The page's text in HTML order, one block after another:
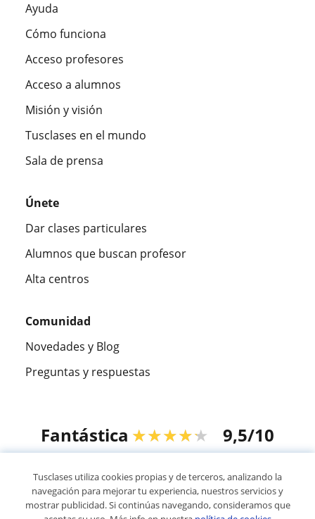
Ayuda
Cómo funciona
Acceso profesores
Acceso a alumnos
Misión y visión
Tusclases en el mundo
Sala de prensa
Únete
Dar clases particulares
Alumnos que buscan profesor
Alta centros
Comunidad
Novedades y Blog
Preguntas y respuestas
Fantástica ★★★★★ 9,5/10
© 2007 - 2026 Tusclases.co
Tusclases utiliza cookies propias y de terceros, analizando la
navegación para mejorar tu experiencia, nuestros servicios y
mostrar publicidad. Si continúas navegando, consideramos que